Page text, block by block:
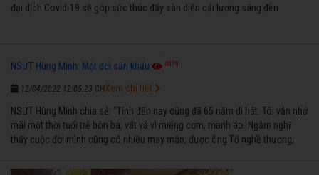
đại dịch Covid-19 sẽ góp sức thúc đẩy sàn diễn cải lương sáng đèn
NSƯT Hùng Minh: Một đời sân khấu 4879
12/04/2022 12:05:23 CH
NSƯT Hùng Minh chia sẻ: “Tính đến nay cũng đã 65 năm đi hát. Tôi vẫn nhớ
mãi một thời tuổi trẻ bôn ba, vất vả vì miếng cơm, manh áo. Ngẫm nghĩ
thấy cuộc đời mình cũng có nhiều may mắn, được ông Tổ nghề thương,
ngược nhận được những cơ may để từng bước thành danh với nghiệp ca
Xem chi tiết